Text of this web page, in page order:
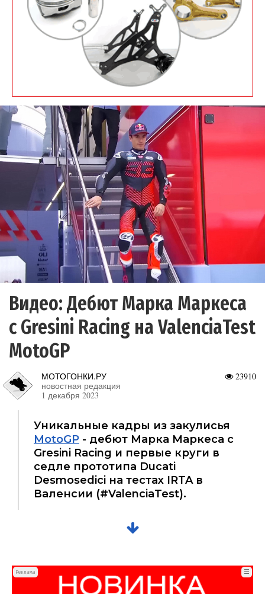
Видео: Дебют Марка Маркеса
с Gresini Racing на ValenciaTest
MotoGP
23910
МОТОГОНКИ.РУ
новостная редакция
1 декабря 2023
Уникальные кадры из закулисья
MotoGP - дебют Марка Маркеса с
Gresini Racing и первые круги в
седле прототипа Ducati
Desmosedici на тестах IRTA в
Валенсии (#ValenciaTest).
Реклама ☰